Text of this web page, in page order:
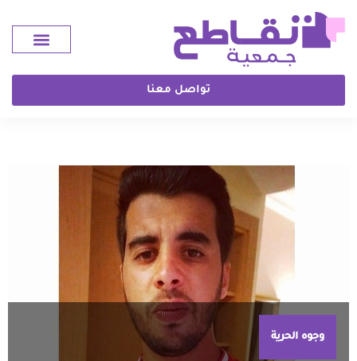
تواصل معنا
وجوه الحرية